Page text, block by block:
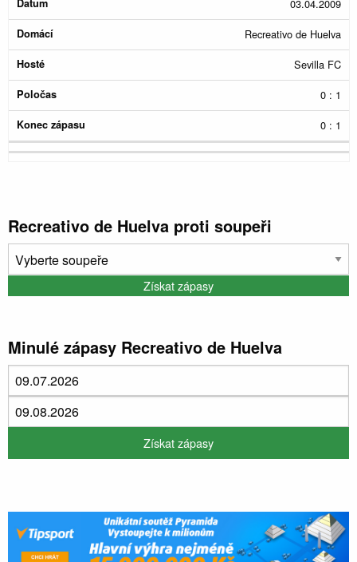
03.04.2009
Recreativo de Huelva
Sevilla FC
0 : 1
0 : 1
Recreativo de Huelva proti soupeři
Minulé zápasy Recreativo de Huelva